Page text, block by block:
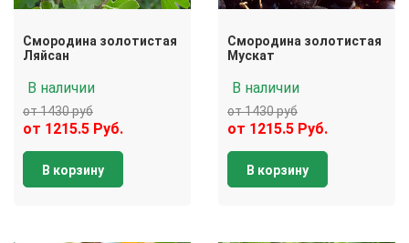
Смородина золотистая
Ляйсан
В наличии
от 1430 руб
от 1215.5 Руб.
В корзину
Смородина золотистая
Мускат
В наличии
от 1430 руб
от 1215.5 Руб.
В корзину